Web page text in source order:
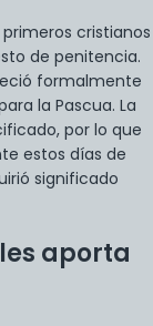
cristianos
de penitencia.
formalmente
la Pascua. La
por lo que
estos días de
significado
aporta